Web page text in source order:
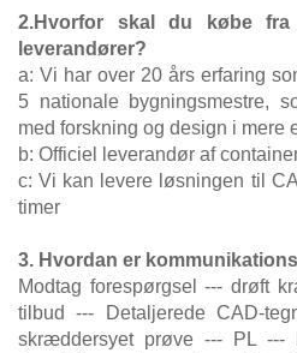
2.Hvorfor skal du købe
leverandører?
a: Vi har over 20 års erfaring
5 nationale bygningsmestre,
med forskning og design i mere
b: Officiel leverandør af
c: Vi kan levere løsningen til
timer
3. Hvordan er
Modtag forespørgsel --- drøft
tilbud --- Detaljerede CAD-
skræddersyet prøve --- PL ---